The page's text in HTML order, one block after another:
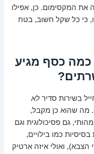
את המקסימום. כן, אפילו
כי כל שקל חשוב, בטח
כמה כסף מגיע
בשירות סדירלא
מה שהוא כן מקבל,
גם פסיכולוגית וגם
כמו בילויים,
הצבא), ואולי איזה ארטיק